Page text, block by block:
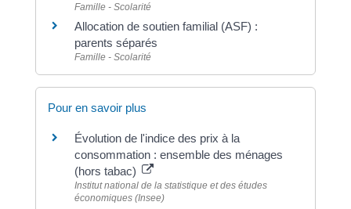
Famille - Scolarité
Allocation de soutien familial (ASF) :
parents séparés
Famille - Scolarité
Pour en savoir plus
Évolution de l'indice des prix à la
consommation : ensemble des ménages
(hors tabac)
Institut national de la statistique et des études
économiques (Insee)